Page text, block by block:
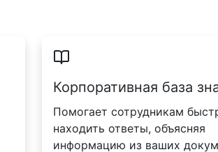
Корпоративная база
Помогает сотрудникам
находить ответы, объясняя
информацию из ваших